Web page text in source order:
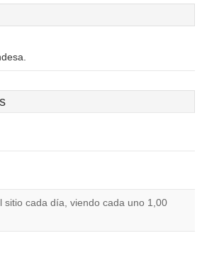
sitio cada día, viendo cada uno 1,00